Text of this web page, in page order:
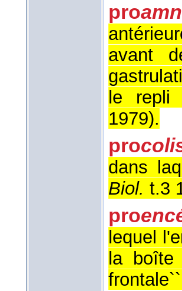
pro
avant
le repli
1979).
pro
dans
Biol. t.3
pro
lequel
la